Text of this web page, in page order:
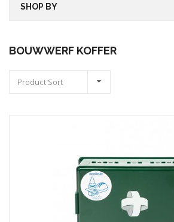
SHOP BY
BOUWWERF KOFFER
Product Sort